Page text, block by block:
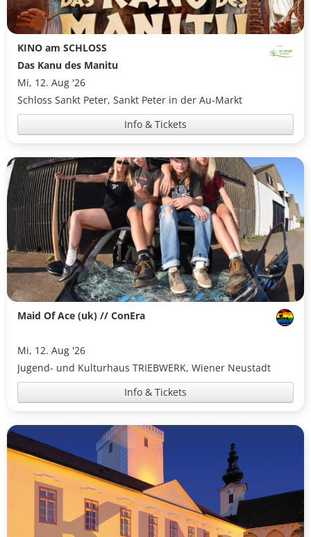
KINO am SCHLOSS
Das Kanu des Manitu
Mi, 12. Aug '26
Schloss Sankt Peter, Sankt Peter in der Au-Markt
Info & Tickets
Maid Of Ace (uk) // ConEra
Mi, 12. Aug '26
Jugend- und Kulturhaus TRIEBWERK, Wiener Neustadt
Info & Tickets